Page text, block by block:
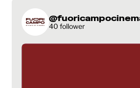
40 follower